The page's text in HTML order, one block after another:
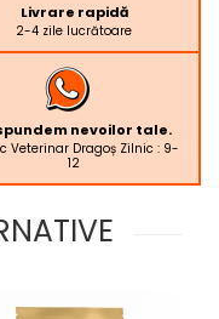
Livrare rapidă
2-4 zile lucrătoare
nevoilor tale.
Veterinar Dragoș Zilnic : 9-
12